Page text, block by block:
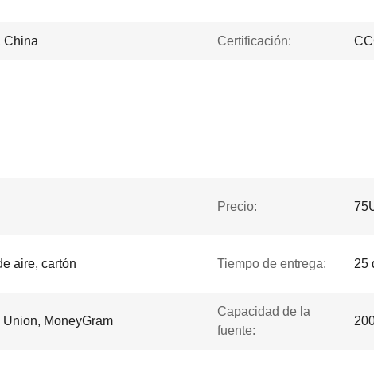
China Certificación:
Precio:
aire, cartón Tiempo de entrega: 25
Union, MoneyGram
Capacidad de la
fuente: